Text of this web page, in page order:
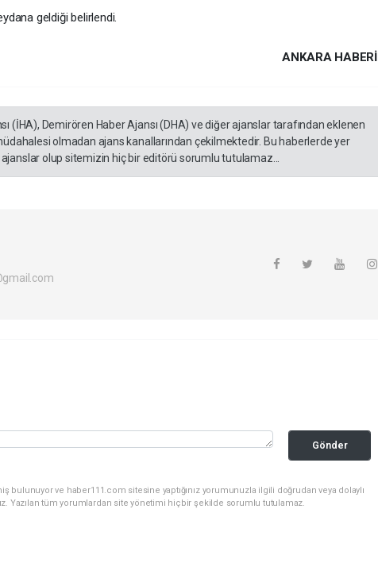
geldiği belirlendi.
ANKARA HABERİ
(İHA), Demirören Haber Ajansı (DHA) ve diğer ajanslar tarafından eklenen
olmadan ajans kanallarından çekilmektedir. Bu haberlerde yer
olup sitemizin hiç bir editörü sorumlu tutulamaz...
Gönder
bulunuyor ve haber111.com sitesine yaptığınız yorumunuzla ilgili doğrudan veya dolaylı
Yazılan tüm yorumlardan site yönetimi hiçbir şekilde sorumlu tutulamaz.